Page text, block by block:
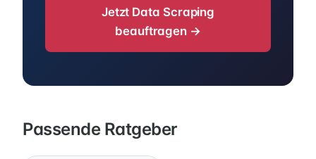
Jetzt Data Scraping
beauftragen →
Passende Ratgeber